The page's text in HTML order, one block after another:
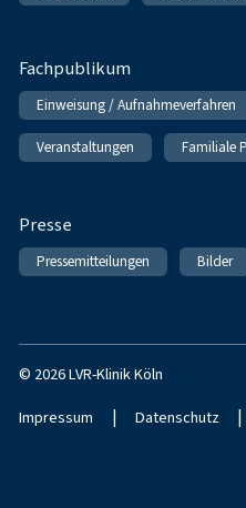
Fachpublikum
Einweisung / Aufnahmeverfahren
Veranstaltungen Familiale
Presse
Pressemitteilungen Bilder
© 2026 LVR-Klinik Köln
Impressum | Datenschutz |